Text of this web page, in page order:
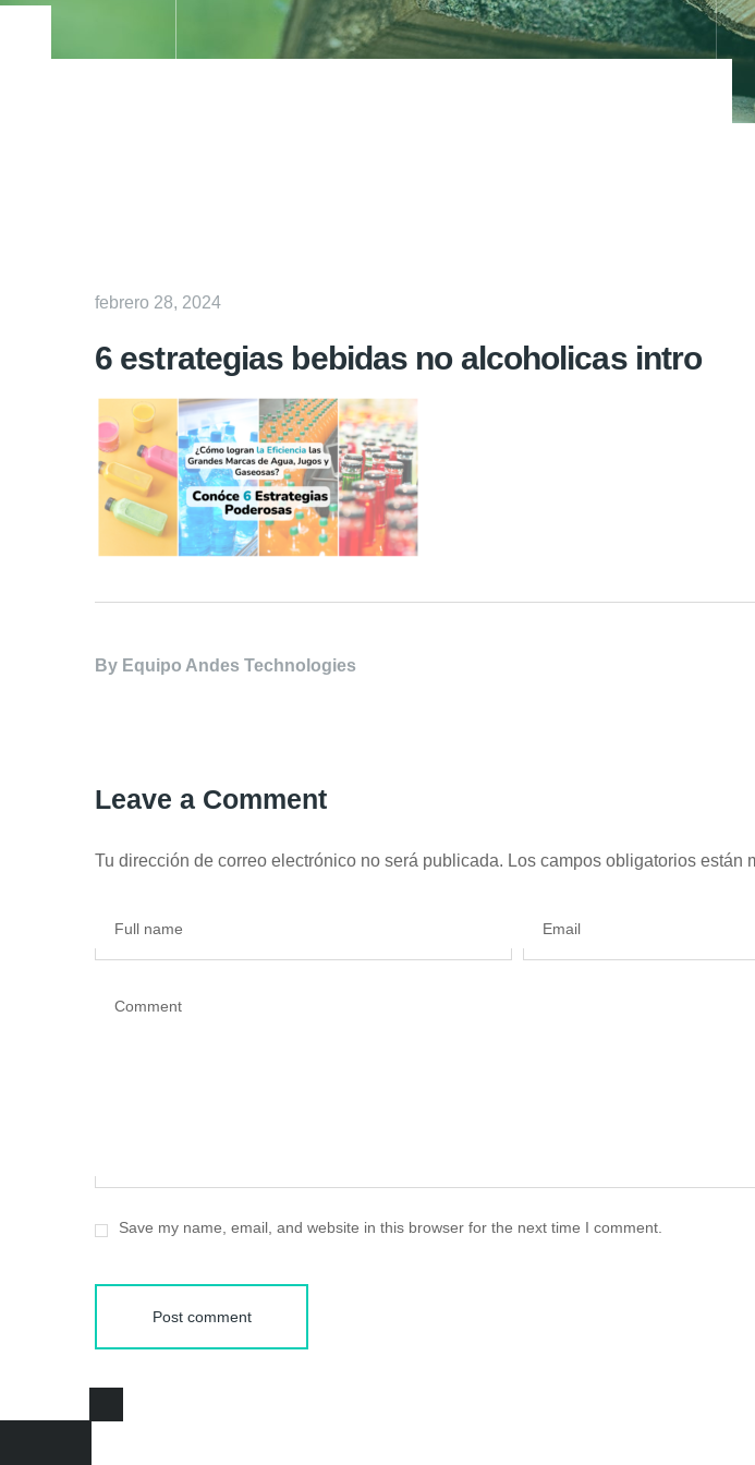
febrero 28, 2024
6 estrategias bebidas no alcoholicas intro
By Equipo Andes Technologies
Leave a Comment
Tu dirección de correo electrónico no será publicada. Los campos obligatorios están
Full name Email
Comment
Save my name, email, and website in this browser for the next time I comment.
Post comment